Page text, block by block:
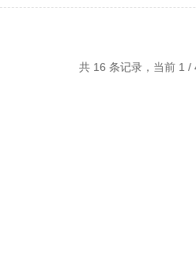
共 16 条记录，当前 1